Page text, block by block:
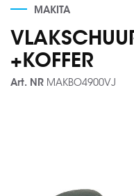
MAKITA
+KOFFER
Art. NR MAKBO4900VJ